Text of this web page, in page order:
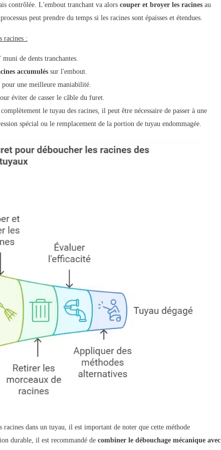
contrôlée. L'embout tranchant va alors couper et broyer les racines au
peut prendre du temps si les racines sont épaisses et étendues.
racines :
muni de dents tranchantes.
accumulés sur l'embout.
une meilleure maniabilité.
éviter de casser le câble du furet.
le tuyau des racines, il peut être nécessaire de passer à une
spécial ou le remplacement de la portion de tuyau endommagée.
dans un tuyau, il est important de noter que cette méthode
durable, il est recommandé de combiner le débouchage mécanique avec